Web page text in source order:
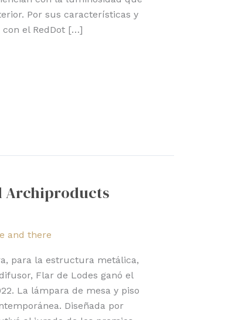
Por sus características y
el RedDot […]
Archiproducts
and there
para la estructura metálica,
Flar de Lodes ganó el
La lámpara de mesa y piso
Diseñada por